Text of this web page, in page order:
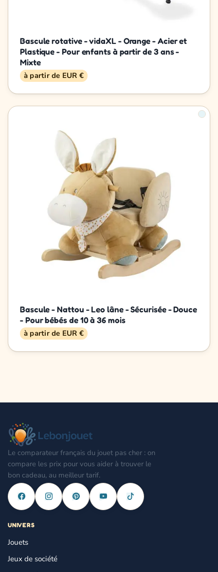
Bascule rotative - vidaXL - Orange - Acier et
Plastique - Pour enfants à partir de 3 ans -
Mixte
à partir de EUR €
Bascule - Nattou - Leo lâne - Sécurisée - Douce
- Pour bébés de 10 à 36 mois
à partir de EUR €
Le comparateur français du jouet pas cher : on
compare les prix pour vous aider à trouver le
bon cadeau, au meilleur tarif.
UNIVERS
Jouets
Jeux de société